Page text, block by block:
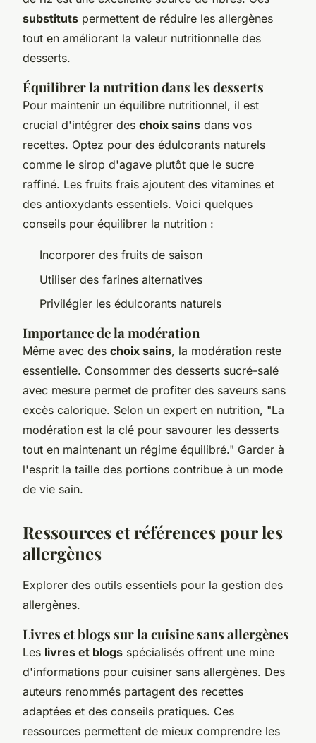
substituts permettent de réduire les allergènes
tout en améliorant la valeur nutritionnelle des
desserts.
Équilibrer la nutrition dans les desserts
Pour maintenir un équilibre nutritionnel, il est
crucial d'intégrer des choix sains dans vos
recettes. Optez pour des édulcorants naturels
comme le sirop d'agave plutôt que le sucre
raffiné. Les fruits frais ajoutent des vitamines et
des antioxydants essentiels. Voici quelques
conseils pour équilibrer la nutrition :
Incorporer des fruits de saison
Utiliser des farines alternatives
Privilégier les édulcorants naturels
Importance de la modération
Même avec des choix sains, la modération reste
essentielle. Consommer des desserts sucré-salé
avec mesure permet de profiter des saveurs sans
excès calorique. Selon un expert en nutrition, "La
modération est la clé pour savourer les desserts
tout en maintenant un régime équilibré." Garder à
l'esprit la taille des portions contribue à un mode
de vie sain.
Ressources et références pour les
allergènes
Explorer des outils essentiels pour la gestion des
allergènes.
Livres et blogs sur la cuisine sans allergènes
Les livres et blogs spécialisés offrent une mine
d'informations pour cuisiner sans allergènes. Des
auteurs renommés partagent des recettes
adaptées et des conseils pratiques. Ces
ressources permettent de mieux comprendre les